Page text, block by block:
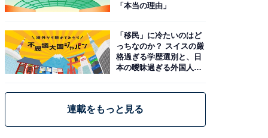
「本当の理由」
「移民」に冷たいのはど
っちなのか？ スイスの厳
格過ぎる学歴選別と、日
本の曖昧過ぎる外国人政
連載をもっと見る